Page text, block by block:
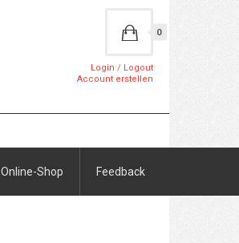
0
Login / Logout
Account erstellen
Online-Shop Feedback